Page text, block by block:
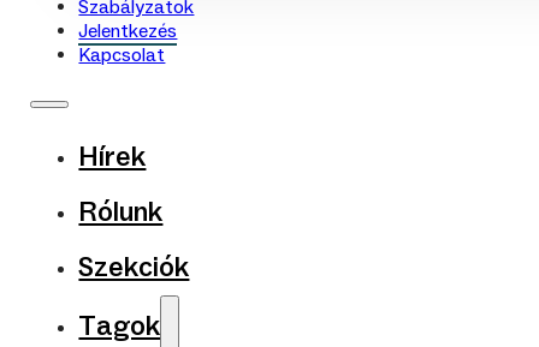
Szabályzatok
Jelentkezés
Kapcsolat
Hírek
Rólunk
Szekciók
Tagok